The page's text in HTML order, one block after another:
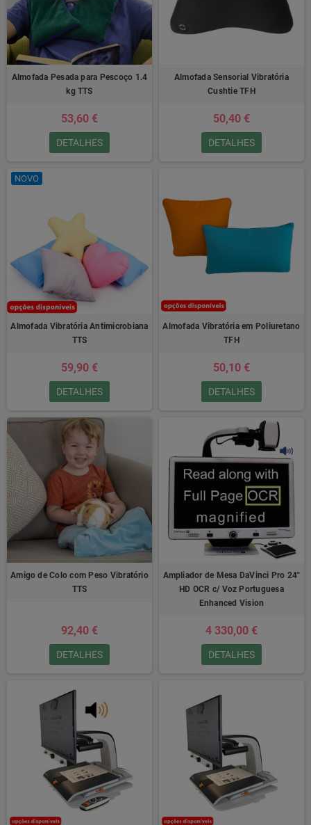
Almofada Pesada para Pescoço 1.4
kg TTS
53,60 €
DETALHES
Almofada Sensorial Vibratória
Cushtie TFH
50,40 €
DETALHES
NOVO
Almofada Vibratória Antimicrobiana
TTS
59,90 €
DETALHES
Almofada Vibratória em Poliuretano
TFH
50,10 €
DETALHES
Amigo de Colo com Peso Vibratório
TTS
92,40 €
DETALHES
Ampliador de Mesa DaVinci Pro 24"
HD OCR c/ Voz Portuguesa
Enhanced Vision
4 330,00 €
DETALHES